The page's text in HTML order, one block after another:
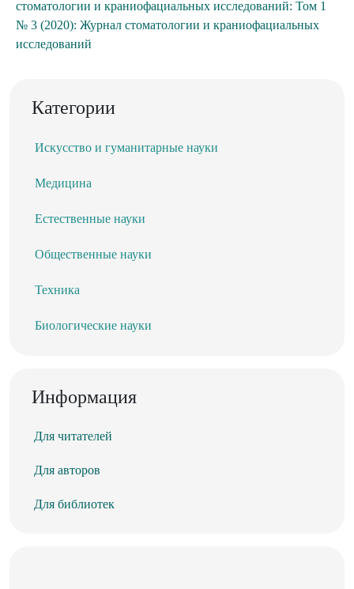
стоматологии и краниофациальных исследований: Том 1
№ 3 (2020): Журнал стоматологии и краниофациальных
исследований
Категории
Искусство и гуманитарные науки
Медицина
Естественные науки
Общественные науки
Техника
Биологические науки
Информация
Для читателей
Для авторов
Для библиотек